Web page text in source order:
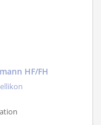
HF/FH